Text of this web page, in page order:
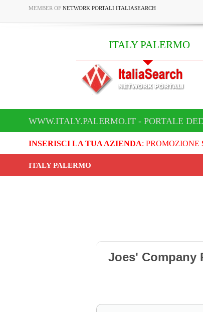
MEMBER OF NETWORK PORTALI ITALIASEARCH
ITALY PALERMO
WWW.ITALY.PALERMO.IT - PORTALE
INSERISCI LA TUA AZIENDA: PROMOZIONE
ITALY PALERMO
Joes' Company